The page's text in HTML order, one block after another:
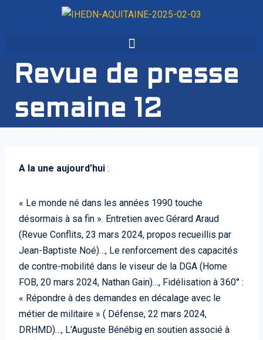
Revue de presse
semaine 12
A la une aujourd’hui :
« Le monde né dans les années 1990 touche
désormais à sa fin ». Entretien avec Gérard Araud
(Revue Conflits, 23 mars 2024, propos recueillis par
Jean-Baptiste Noé)…, Le renforcement des capacités
de contre-mobilité dans le viseur de la DGA (Home
FOB, 20 mars 2024, Nathan Gain)…, Fidélisation à 360° :
« Répondre à des demandes en décalage avec le
métier de militaire » ( Défense, 22 mars 2024,
DRHMD)…, L’Auguste Bénébig en soutien associé à